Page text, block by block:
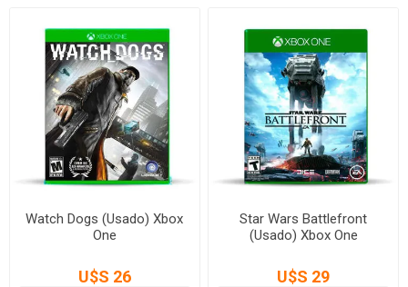
Watch Dogs (Usado) Xbox
One
U$S 26
Star Wars Battlefront
(Usado) Xbox One
U$S 29